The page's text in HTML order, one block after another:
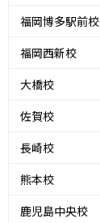
福岡博多駅前校
福岡西新校
大橋校
佐賀校
長崎校
熊本校
鹿児島中央校